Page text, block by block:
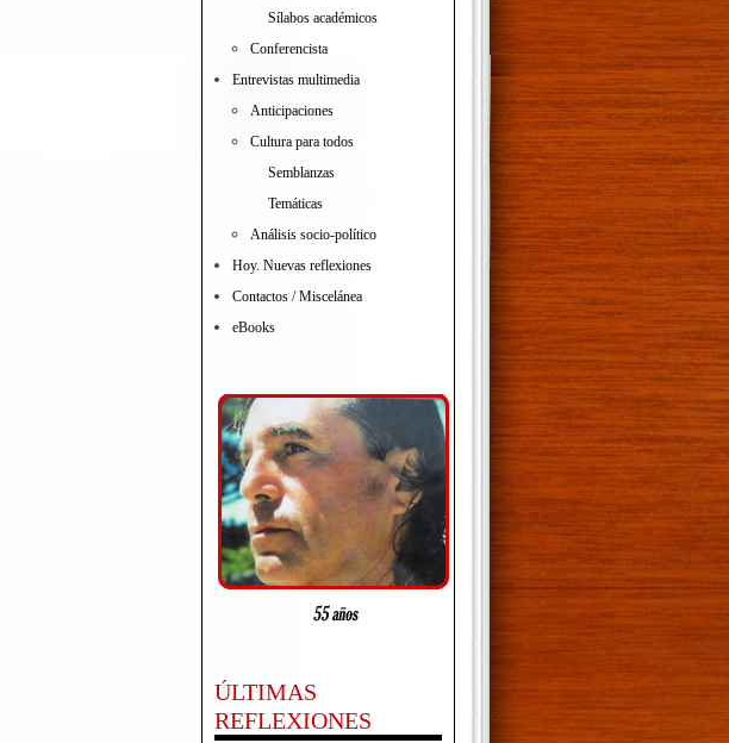
Sílabos académicos
Conferencista
Entrevistas multimedia
Anticipaciones
Cultura para todos
Semblanzas
Temáticas
Análisis socio-político
Hoy. Nuevas reflexiones
Contactos / Miscelánea
eBooks
ÚLTIMAS
REFLEXIONES